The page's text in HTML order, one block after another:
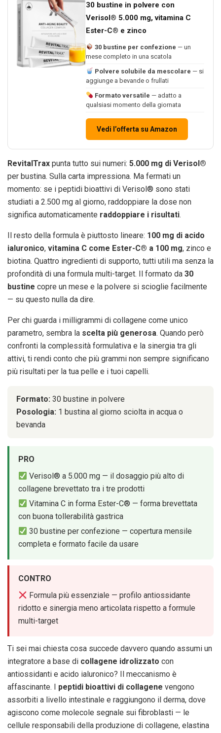
30 bustine in polvere con
Verisol® 5.000 mg, vitamina C
Ester-C® e zinco
30 bustine per confezione — un
mese completo in una scatola
Polvere solubile da mescolare — si
aggiunge a bevande o frullati
Formato versatile — adatto a
qualsiasi momento della giornata
Vedi l’offerta su Amazon
RevitalTrax punta tutto sui numeri: 5.000 mg di Verisol®
per bustina. Sulla carta impressiona. Ma fermati un
momento: se i peptidi bioattivi di Verisol® sono stati
studiati a 2.500 mg al giorno, raddoppiare la dose non
significa automaticamente raddoppiare i risultati.
Il resto della formula è piuttosto lineare: 100 mg di acido
ialuronico, vitamina C come Ester-C® a 100 mg, zinco e
biotina. Quattro ingredienti di supporto, tutti utili ma senza la
profondità di una formula multi-target. Il formato da 30
bustine copre un mese e la polvere si scioglie facilmente
— su questo nulla da dire.
Per chi guarda i milligrammi di collagene come unico
parametro, sembra la scelta più generosa. Quando però
confronti la complessità formulativa e la sinergia tra gli
attivi, ti rendi conto che più grammi non sempre significano
più risultati per la tua pelle e i tuoi capelli.
Formato: 30 bustine in polvere
Posologia: 1 bustina al giorno sciolta in acqua o
bevanda
PRO
Verisol® a 5.000 mg — il dosaggio più alto di
collagene brevettato tra i tre prodotti
Vitamina C in forma Ester-C® — forma brevettata
con buona tollerabilità gastrica
30 bustine per confezione — copertura mensile
completa e formato facile da usare
CONTRO
Formula più essenziale — profilo antiossidante
ridotto e sinergia meno articolata rispetto a formule
multi-target
Ti sei mai chiesta cosa succede davvero quando assumi un
integratore a base di collagene idrolizzato con
antiossidanti e acido ialuronico? Il meccanismo è
affascinante. I peptidi bioattivi di collagene vengono
assorbiti a livello intestinale e raggiungono il derma, dove
agiscono come molecole segnale sui fibroblasti — le
cellule responsabili della produzione di collagene, elastina